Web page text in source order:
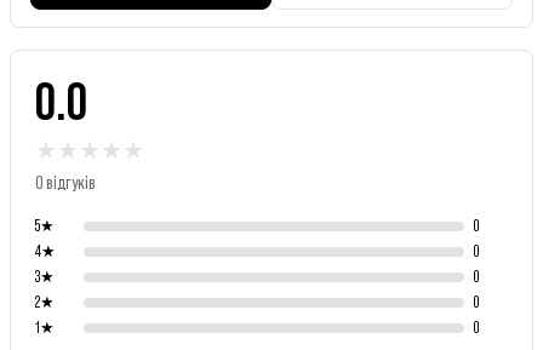
0.0
★ ★ ★ ★ ★
0 відгуків
5★
0
4★
0
3★
0
2★
0
1★ 0